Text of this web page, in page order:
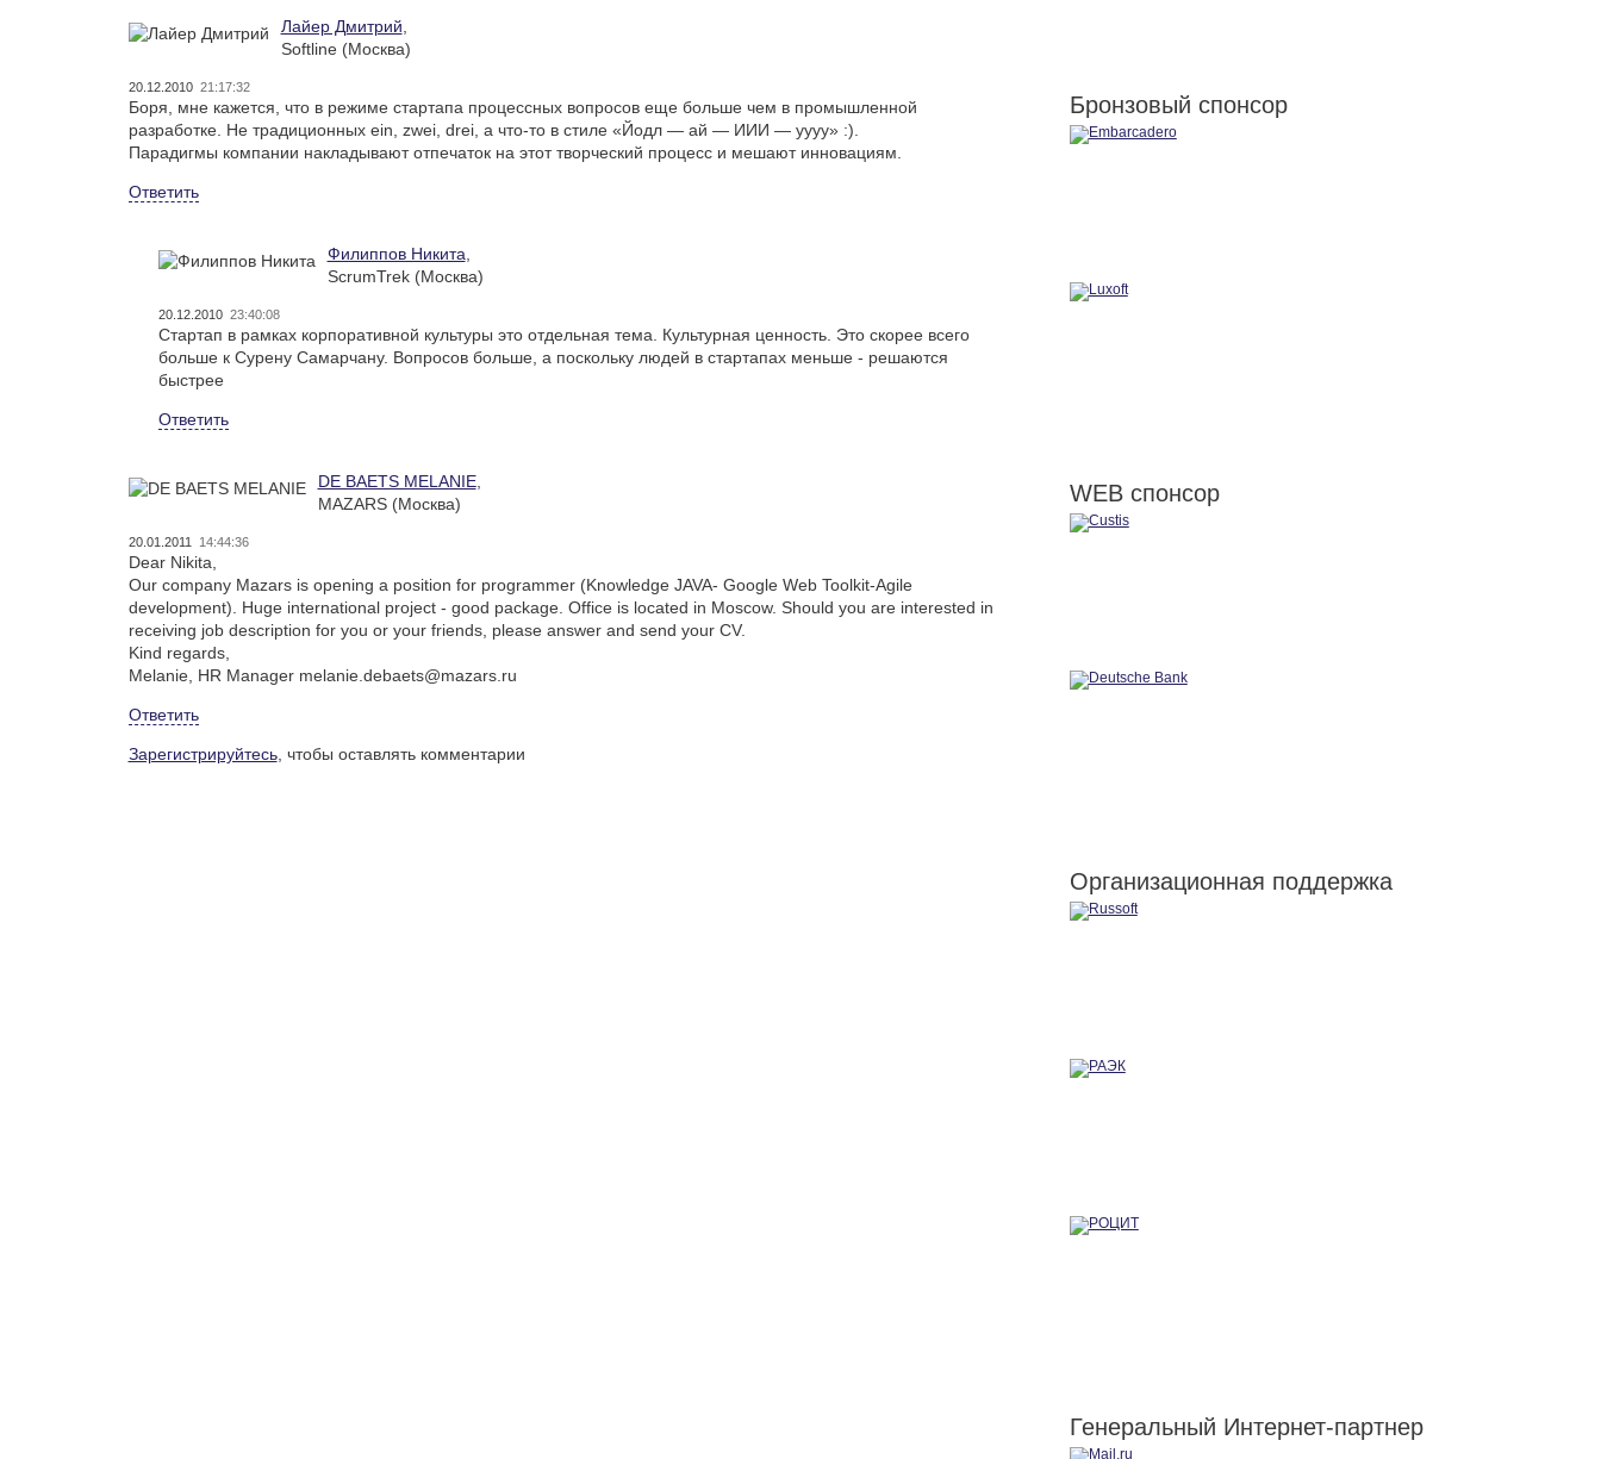
Лайер Дмитрий
Softline (Москва)
20.12.2010 21:17:32
Боря, мне кажется, что в режиме стартапа процессных вопросов еще больше чем в промышленной
разработке. Не традиционных ein, zwei, drei, а что-то в стиле «Йодл — ай — ИИИ — уууу» :).
Парадигмы компании накладывают отпечаток на этот творческий процесс и мешают инновациям.
Ответить
Филиппов Никита
ScrumTrek (Москва)
20.12.2010 23:40:08
Стартап в рамках корпоративной культуры это отдельная тема. Культурная ценность. Это скорее всего
больше к Сурену Самарчану. Вопросов больше, а поскольку людей в стартапах меньше - решаются
быстрее
Ответить
DE BAETS MELANIE,
MAZARS (Москва)
20.01.2011 14:44:36
Dear Nikita,
Our company Mazars is opening a position for programmer (Knowledge JAVA- Google Web Toolkit-Agile
development). Huge international project - good package. Office is located in Moscow. Should you are interested in
receiving job description for you or your friends, please answer and send your CV.
Kind regards,
Melanie, HR Manager melanie.debaets@mazars.ru
Ответить
Зарегистрируйтесь, чтобы оставлять комментарии
Бронзовый спонсор
WEB спонсор
Организационная поддержка
Генеральный Интернет-партнер